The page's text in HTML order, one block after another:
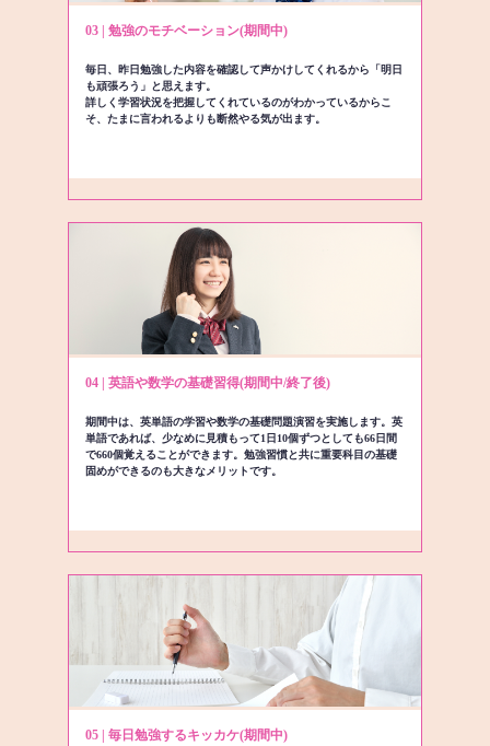
03 | 勉強のモチベーション(期間中)
毎日、昨日勉強した内容を確認して声かけしてくれるから「明日
も頑張ろう」と思えます。
詳しく学習状況を把握してくれているのがわかっているからこ
そ、たまに言われるよりも断然やる気が出ます。
04 | 英語や数学の基礎習得(期間中/終了後)
期間中は、英単語の学習や数学の基礎問題演習を実施します。英
単語であれば、少なめに見積もって1日10個ずつとしても66日間
で660個覚えることができます。勉強習慣と共に重要科目の基礎
固めができるのも大きなメリットです。
05 | 毎日勉強するキッカケ(期間中)